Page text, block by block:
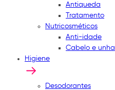
Antiqueda
Tratamento
Nutricosméticos
Anti-idade
Cabelo e unha
Higiene
Desodorantes